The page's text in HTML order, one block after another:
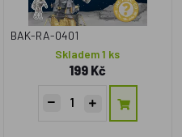
BAK-RA-0401
Skladem 1 ks
199 Kč